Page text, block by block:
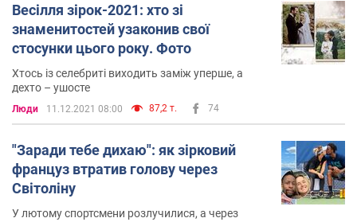
Весілля зірок-2021: хто зі
знаменитостей узаконив свої
стосунки цього року. Фото
Хтось із селебриті виходить заміж уперше, а
дехто – ушосте
Люди 11.12.2021 08:00 87,2 т. 74
"Заради тебе дихаю": як зірковий
француз втратив голову через
Світоліну
У лютому спортсмени розлучилися, а через